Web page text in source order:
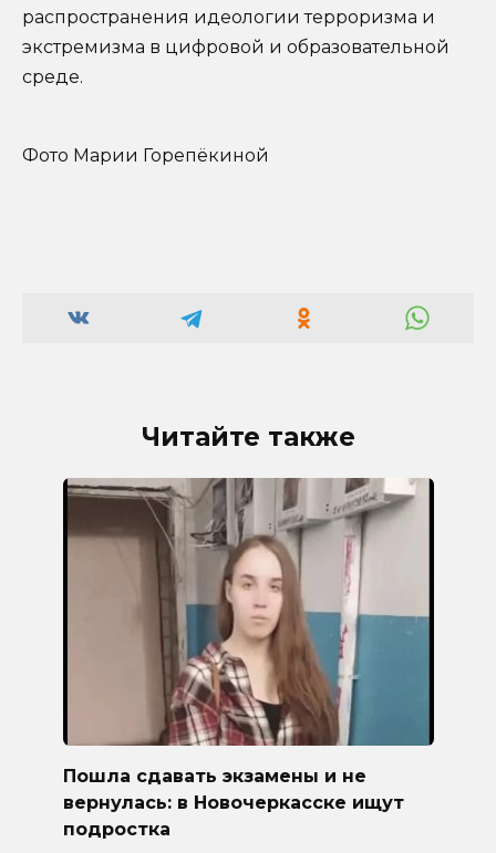
распространения идеологии терроризма и
экстремизма в цифровой и образовательной
среде.
Фото Марии Горепёкиной
Читайте также
Пошла сдавать экзамены и не
вернулась: в Новочеркасске ищут
подростка